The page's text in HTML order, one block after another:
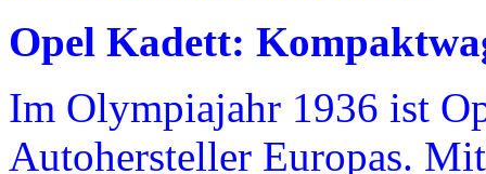
Opel Kadett:
Im Olympiajahr 1936 ist
Autohersteller Europas.